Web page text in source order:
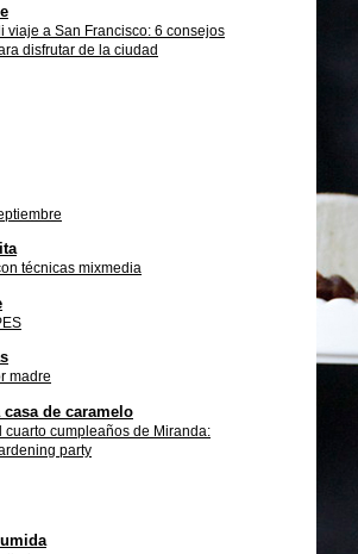
viaje a San Francisco: 6 consejos
disfrutar de la ciudad
técnicas mixmedia
madre
de caramelo
cuarto cumpleaños de Miranda:
party